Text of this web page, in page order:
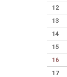
12
13
14
15
16
17